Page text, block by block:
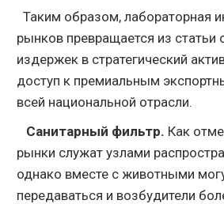
Таким образом, лабораторная
рынков превращается из статьи
издержек в стратегический
доступ к премиальным
всей национальной отрасли.
Санитарный фильтр. Как
рынки служат узлами
однако вместе с животными
передаваться и возбудители